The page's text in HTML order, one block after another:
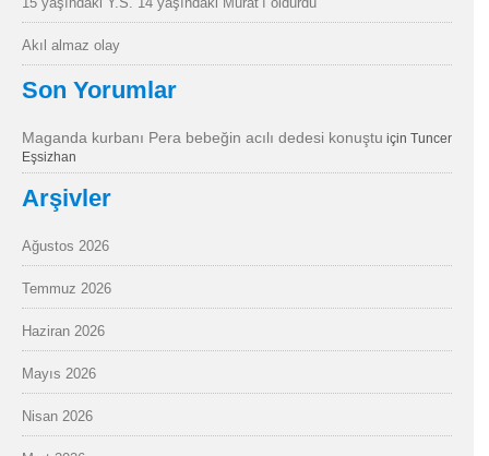
Akıl almaz olay
Son Yorumlar
Maganda kurbanı Pera bebeğin acılı dedesi konuştu için Tuncer
Eşsizhan
Arşivler
Ağustos 2026
Temmuz 2026
Haziran 2026
Mayıs 2026
Nisan 2026